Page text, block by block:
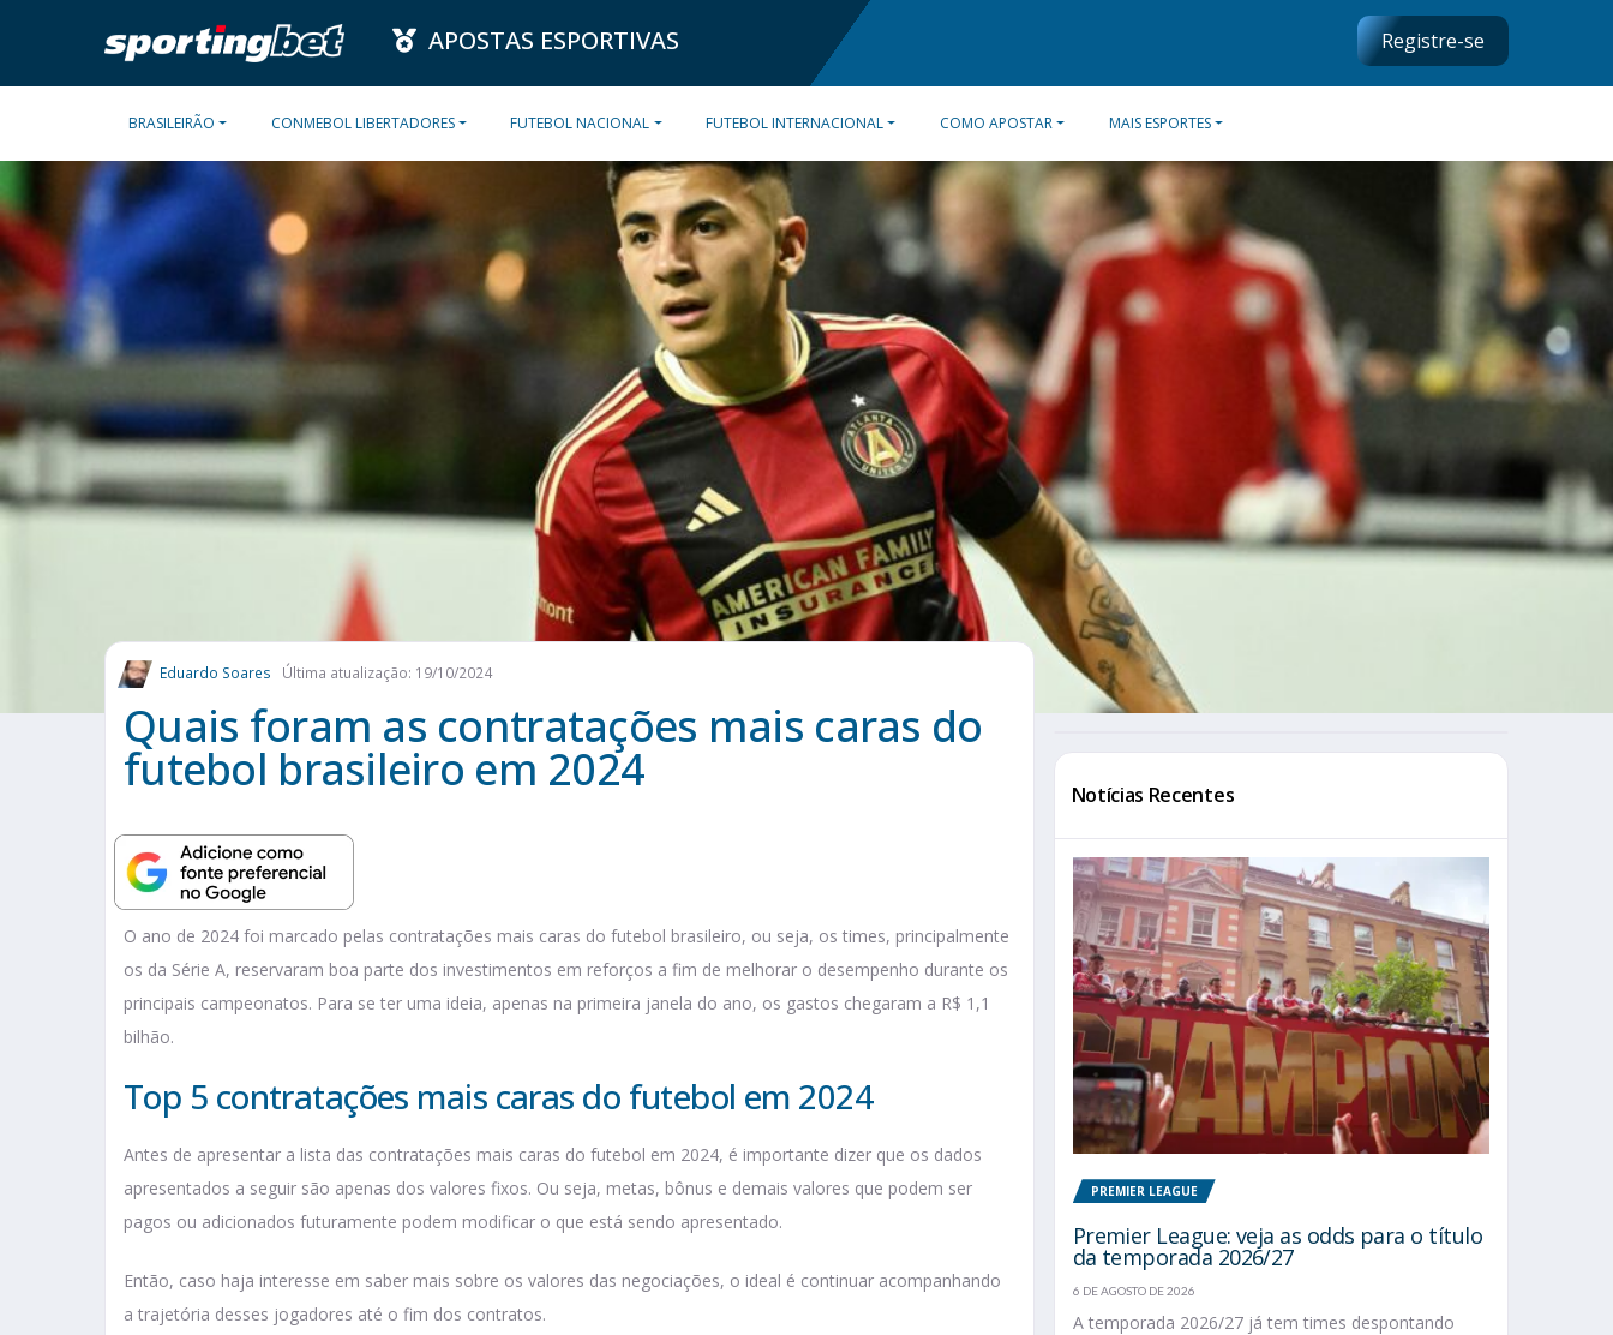
APOSTAS ESPORTIVAS Registre-se
BRASILEIRÃO CONMEBOL LIBERTADORES FUTEBOL NACIONAL FUTEBOL INTERNACIONAL COMO APOSTAR MAIS ESPORTES
Eduardo Soares Última atualização: 19/10/2024
Quais foram as contratações mais caras do
futebol brasileiro em 2024
O ano de 2024 foi marcado pelas contratações mais caras do futebol brasileiro, ou seja, os times, principalmente
os da Série A, reservaram boa parte dos investimentos em reforços a fim de melhorar o desempenho durante os
principais campeonatos. Para se ter uma ideia, apenas na primeira janela do ano, os gastos chegaram a R$ 1,1
bilhão.
Top 5 contratações mais caras do futebol em 2024
Antes de apresentar a lista das contratações mais caras do futebol em 2024, é importante dizer que os dados
apresentados a seguir são apenas dos valores fixos. Ou seja, metas, bônus e demais valores que podem ser
pagos ou adicionados futuramente podem modificar o que está sendo apresentado.
Então, caso haja interesse em saber mais sobre os valores das negociações, o ideal é continuar acompanhando
a trajetória desses jogadores até o fim dos contratos.
Notícias Recentes
PREMIER LEAGUE
Premier League: veja as odds para o título
da temporada 2026/27
6 DE AGOSTO DE 2026
A temporada 2026/27 já tem times despontando